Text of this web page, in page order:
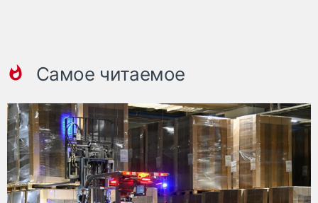
Самое читаемое